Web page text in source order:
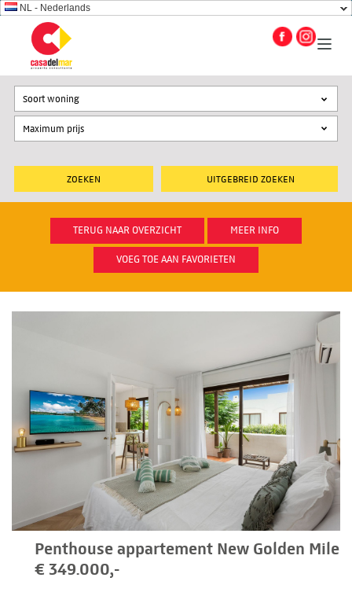
NL - Nederlands
UITGEBREID ZOEKEN
Soort woning
TERUG NAAR OVERZICHT MEER INFO
VOEG TOE AAN FAVORIETEN
Penthouse appartement New Golden Mile
€ 349.000,-